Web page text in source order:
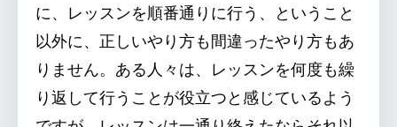
に、レッスンを順番通りに行う、ということ
以外に、正しいやり方も間違ったやり方もあ
りません。ある人々は、レッスンを何度も繰
り返して行うことが役立つと感じているよう